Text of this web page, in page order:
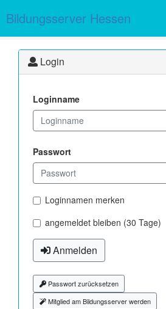
Bildungsserver Hessen
Login
Loginname
Passwort
Loginnamen merken
angemeldet bleiben (30 Tage)
Anmelden
Passwort zurücksetzen
Mitglied am Bildungsserver werden